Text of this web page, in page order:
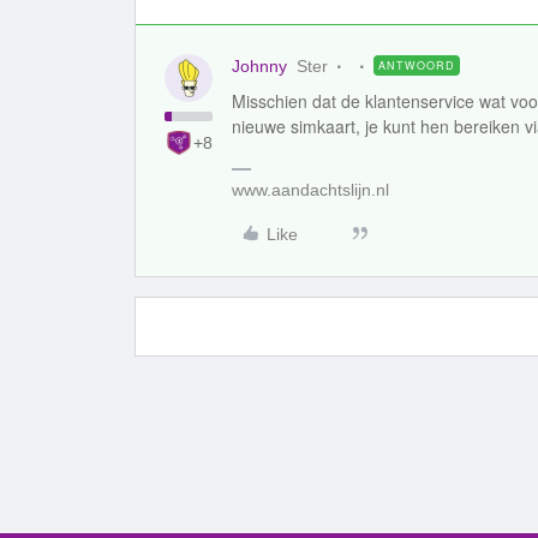
+8
Johnny Ster ANTWOORD
Misschien dat de klantenservice wat
nieuwe simkaart, je kunt hen bereiken
www.aandachtslijn.nl
Like